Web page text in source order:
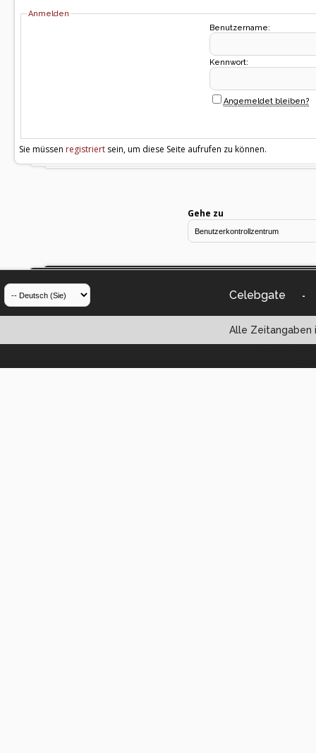
Anmelden
Benutzername:
Kennwort:
Angemeldet bleiben?
Sie müssen registriert sein, um diese Seite aufrufen zu können.
Gehe zu
Celebgate -
Alle Zeitangaben